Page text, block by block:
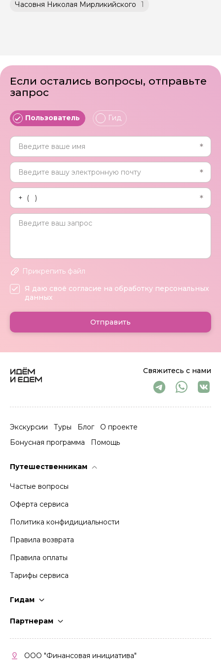
Часовня Николая Мирликийского 1
Свяжитесь с нами
Экскурсии Туры Блог
О проекте
Бонусная программа
Помощь
Путешественникам
Частые вопросы
Оферта сервиса
Политика конфидициальности
Правила возврата
Правила оплаты
Тарифы сервиса
Гидам
Партнерам
Кабинет партнера
ООО "Финансовая инициатива"
Если остались вопросы, отправьте
запрос
Пользователь Гид
Прикрепить файл
Я даю своё согласие на обработку персональных
данных
Отправить